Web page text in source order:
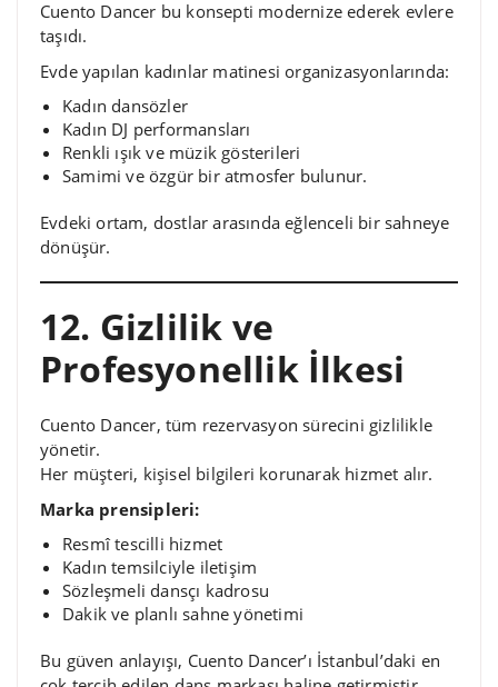
Cuento Dancer bu konsepti modernize ederek evlere
taşıdı.
Evde yapılan kadınlar matinesi organizasyonlarında:
Kadın dansözler
Kadın DJ performansları
Renkli ışık ve müzik gösterileri
Samimi ve özgür bir atmosfer bulunur.
Evdeki ortam, dostlar arasında eğlenceli bir sahneye
dönüşür.
12. Gizlilik ve
Profesyonellik İlkesi
Cuento Dancer, tüm rezervasyon sürecini gizlilikle
yönetir.
Her müşteri, kişisel bilgileri korunarak hizmet alır.
Marka prensipleri:
Resmî tescilli hizmet
Kadın temsilciyle iletişim
Sözleşmeli dansçı kadrosu
Dakik ve planlı sahne yönetimi
Bu güven anlayışı, Cuento Dancer’ı İstanbul’daki en